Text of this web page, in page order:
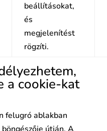
beállításokat,
és
megjelenítést
rögzíti.
a cookie-kat
felugró ablakban